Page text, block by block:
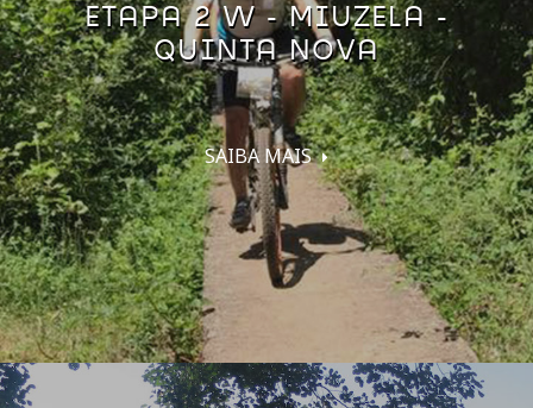
ETAPA 2 W - MIUZELA -
QUINTA NOVA
SAIBA MAIS